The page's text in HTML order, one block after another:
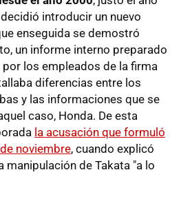
introducir un nuevo
enseguida se demostró
un informe interno preparado
los empleados de la firma
diferencias entre los
y las informaciones que se
caso, Honda. De esta
la acusación que formuló
noviembre, cuando explicó
manipulación de Takata "a lo